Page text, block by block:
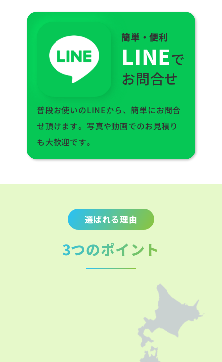
簡単・便利
LINEで
お問合せ
普段お使いのLINEから、簡単にお問合
せ頂けます。写真や動画でのお見積り
も大歓迎です。
選ばれる理由
3つのポイント